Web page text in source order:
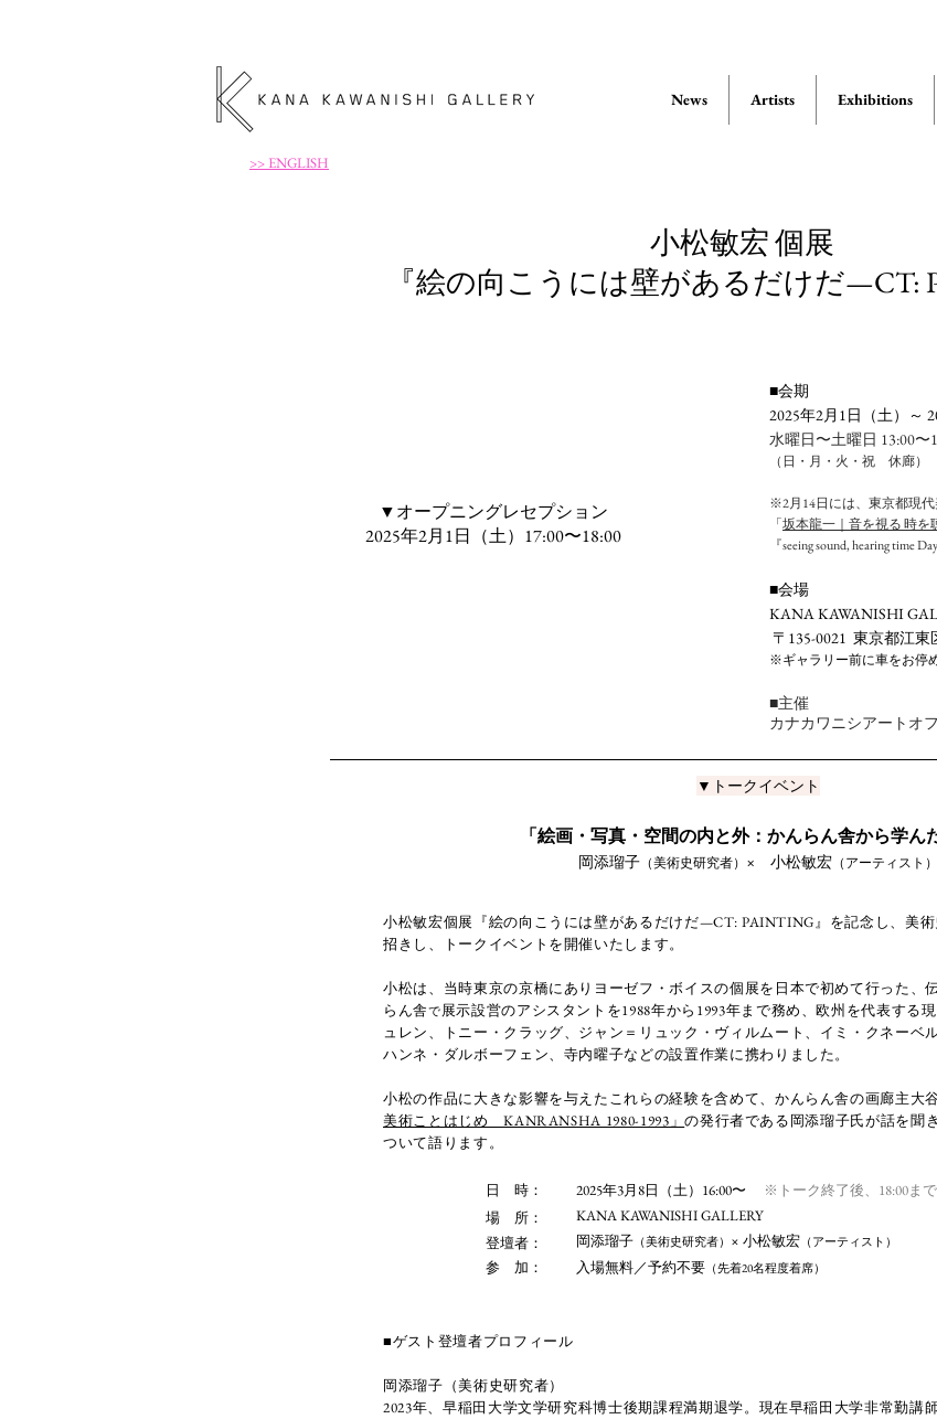
News Artists Exhibitions
>> ENGLISH
小松敏宏 個展
『絵の向こうには壁があるだけだ—CT:
▼オープニングレセプション
2025年2月1日（土）17:00〜18:00
■会期
2025年2月1日（土）～
水曜日〜土曜日 13:00〜
（日・月・火・祝 休廊）
※2月14日には、東京都現
「坂本龍一｜音を視る 時を
『seeing sound, hearing time
■会場
KANA KAWANISHI
〒135-0021 東京都江東
※ギャラリー前に車をお停
■主催
カナカワニシアートオ
▼トークイベント
「絵画・写真・空間の内と外：かんらん舎から学ん
岡添瑠子 （美術史研究者） × 小松敏宏 （アーティスト）
小松敏宏個展『絵の向こうには壁があるだけだ—CT: PAINTING』を記念し、美
招きし、トークイベントを開催いたします。​
小松は、当時東京の京橋にありヨーゼフ・ボイスの個展を日本で初めて行った、
らん舎で展示設営のアシスタントを1988年から1993年まで務め、欧州を代表する
ュレン、トニー・クラッグ、ジャン＝リュック・ヴィルムート、イミ・クネーベ
ハンネ・ダルボーフェン、寺内曜子などの設置作業に携わりました。
小松の作品に大きな影響を与えたこれらの経験を含めて、かんらん舎の画廊主大
美術ことはじめ KANRANSHA 1980-1993」の発行者である岡添瑠子氏が話を聞
ついて語ります。
日 時：
場 所：
登壇者：
参 加：
2025年3月8日（土）16:00〜
※トーク終了後、18:00ま
KANA KAWANISHI GALLERY
岡添瑠子 （美術史研究者） × 小松敏宏 （アーティスト）
​入場無料／予約不要 （先着20名程度着席）
■ゲスト登壇者プロフィール
岡添瑠子（美術史研究者）
2023年、早稲田大学文学研究科博士後期課程満期退学。現在早稲田大学非常勤講師